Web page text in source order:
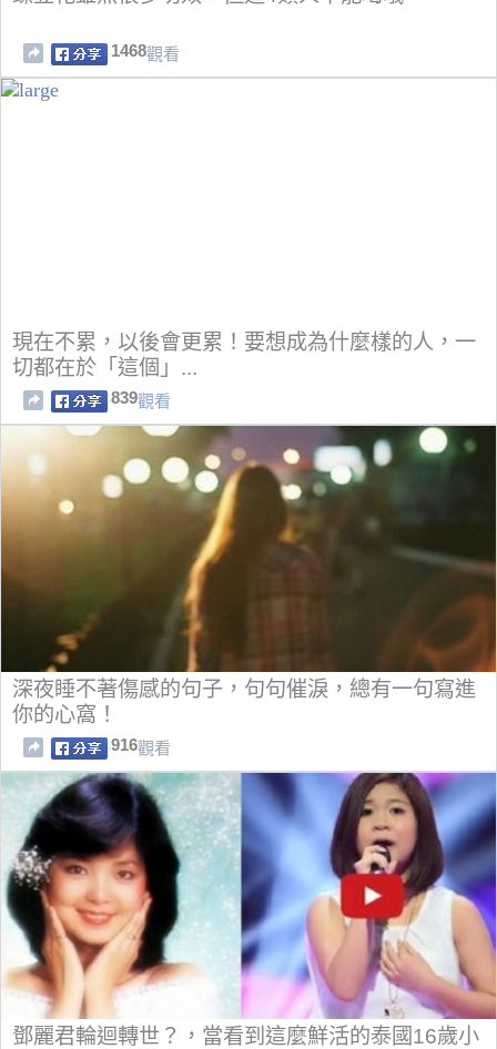
1468觀看
現在不累，以後會更累！要想成為什麼樣的人，一
切都在於「這個」...
839觀看
深夜睡不著傷感的句子，句句催淚，總有一句寫進
你的心窩！
916觀看
鄧麗君輪迴轉世？，當看到這麼鮮活的泰國16歲小